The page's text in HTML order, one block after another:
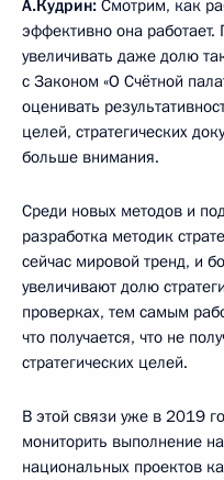
А.Кудрин: Смотрим, как
эффективно она
увеличивать даже долю
с Законом «О Счётной
оценивать
целей, стратегических
больше внимания.
Среди новых методов и
разработка методик
сейчас мировой тренд, и
увеличивают долю
проверках, тем самым
что получается, что не
стратегических целей.
В этой связи уже в 2019
мониторить выполнение
национальных проектов